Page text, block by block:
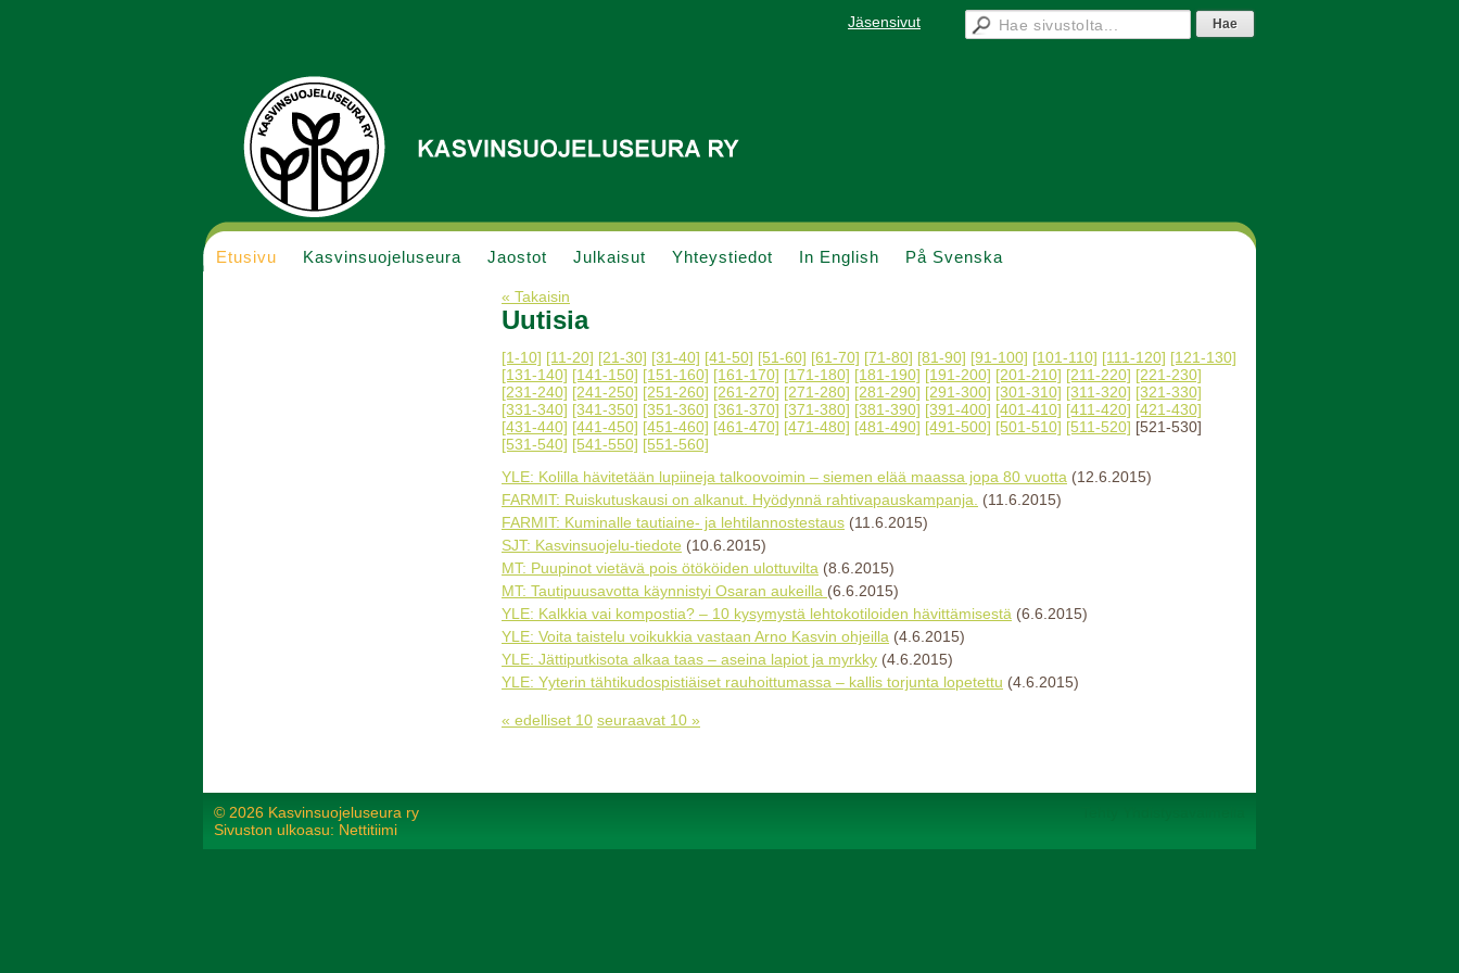
Jäsensivut
Etusivu Kasvinsuojeluseura Jaostot Julkaisut Yhteystiedot In English På Svenska
« Takaisin
Uutisia
[1-10] [11-20] [21-30] [31-40] [41-50] [51-60] [61-70] [71-80] [81-90] [91-100] [101-110] [111-120] [121-130]
[131-140] [141-150] [151-160] [161-170] [171-180] [181-190] [191-200] [201-210] [211-220] [221-230]
[231-240] [241-250] [251-260] [261-270] [271-280] [281-290] [291-300] [301-310] [311-320] [321-330]
[331-340] [341-350] [351-360] [361-370] [371-380] [381-390] [391-400] [401-410] [411-420] [421-430]
[431-440] [441-450] [451-460] [461-470] [471-480] [481-490] [491-500] [501-510] [511-520] [521-530]
[531-540] [541-550] [551-560]
YLE: Kolilla hävitetään lupiineja talkoovoimin – siemen elää maassa jopa 80 vuotta (12.6.2015)
FARMIT: Ruiskutuskausi on alkanut. Hyödynnä rahtivapauskampanja.
(11.6.2015)
FARMIT: Kuminalle tautiaine- ja lehtilannostestaus (11.6.2015)
SJT: Kasvinsuojelu-tiedote (10.6.2015)
MT: Puupinot vietävä pois ötököiden ulottuvilta (8.6.2015)
MT: Tautipuusavotta käynnistyi Osaran aukeilla (6.6.2015)
YLE: Kalkkia vai kompostia? – 10 kysymystä lehtokotiloiden hävittämisestä (6.6.2015)
YLE: Voita taistelu voikukkia vastaan Arno Kasvin ohjeilla (4.6.2015)
YLE: Jättiputkisota alkaa taas – aseina lapiot ja myrkky (4.6.2015)
YLE: Yyterin tähtikudospistiäiset rauhoittumassa – kallis torjunta lopetettu (4.6.2015)
« edelliset 10 seuraavat 10 »
© 2026 Kasvinsuojeluseura ry
Sivuston ulkoasu: Nettitiimi